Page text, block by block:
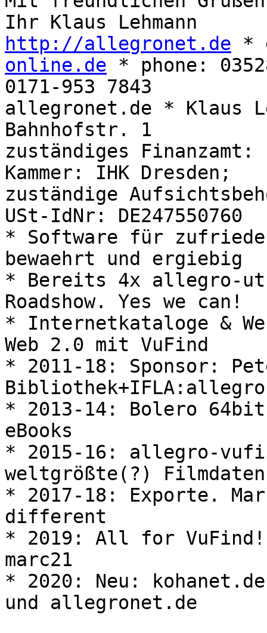
http://allegronet.de *
online.de * phone:
0171-953 7843
allegronet.de * Klaus
Bahnhofstr. 1
zuständiges Finanzamt:
Kammer: IHK Dresden;
zuständige
USt-IdNr: DE247550760
* Software für
bewaehrt und ergiebig
* Bereits 4x allegro-
Roadshow. Yes we can!
* Internetkataloge &
Web 2.0 mit VuFind
* 2011-18: Sponsor:
* 2013-14: Bolero
eBooks
* 2015-16: allegro-
weltgrößte(?)
* 2017-18: Exporte.
different
* 2019: All for
marc21
* 2020: Neu:
und allegronet.de